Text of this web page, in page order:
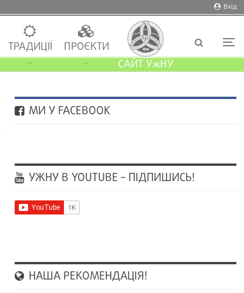
Вхід
ТРАДИЦІЇ
ПРОЄКТИ
САЙТ УжНУ
МИ У FACEBOOK
УЖНУ В YOUTUBE – ПІДПИШИСЬ!
НАША РЕКОМЕНДАЦІЯ!